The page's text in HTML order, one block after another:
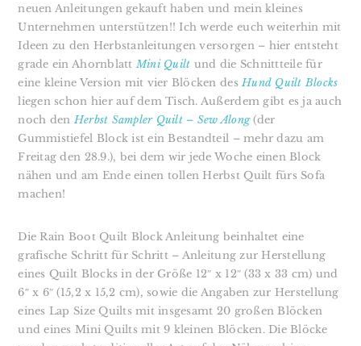
neuen Anleitungen gekauft haben und mein kleines
Unternehmen unterstützen!! Ich werde euch weiterhin mit
Ideen zu den Herbstanleitungen versorgen – hier entsteht
grade ein AhornblattMini Quilt und die Schnittteile für
eine kleine Version mit vier Blöcken desHund Quilt Blocks
liegen schon hier auf dem Tisch. Außerdem gibt es ja auch
noch denHerbst Sampler Quilt – Sew Along(der
Gummistiefel Block ist ein Bestandteil – mehr dazu am
Freitag den 28.9.), bei dem wir jede Woche einen Block
nähen und am Ende einen tollen Herbst Quilt fürs Sofa
machen!
Die Rain Boot Quilt Block Anleitung beinhaltet eine
grafische Schritt für Schritt – Anleitung zur Herstellung
eines Quilt Blocks in der Größe 12″ x 12″ (33 x 33 cm) und
6″ x 6″ (15,2 x 15,2 cm), sowie die Angaben zur Herstellung
eines Lap Size Quilts mit insgesamt 20 großen Blöcken
und eines Mini Quilts mit 9 kleinen Blöcken. Die Blöcke